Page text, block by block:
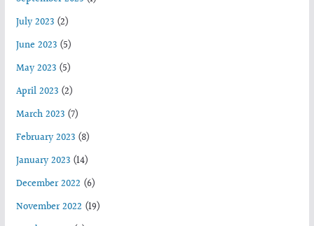
July 2023(2)
June 2023(5)
May 2023(5)
April 2023(2)
March 2023(7)
February 2023(8)
January 2023(14)
December 2022 (6)
November 2022 (19)